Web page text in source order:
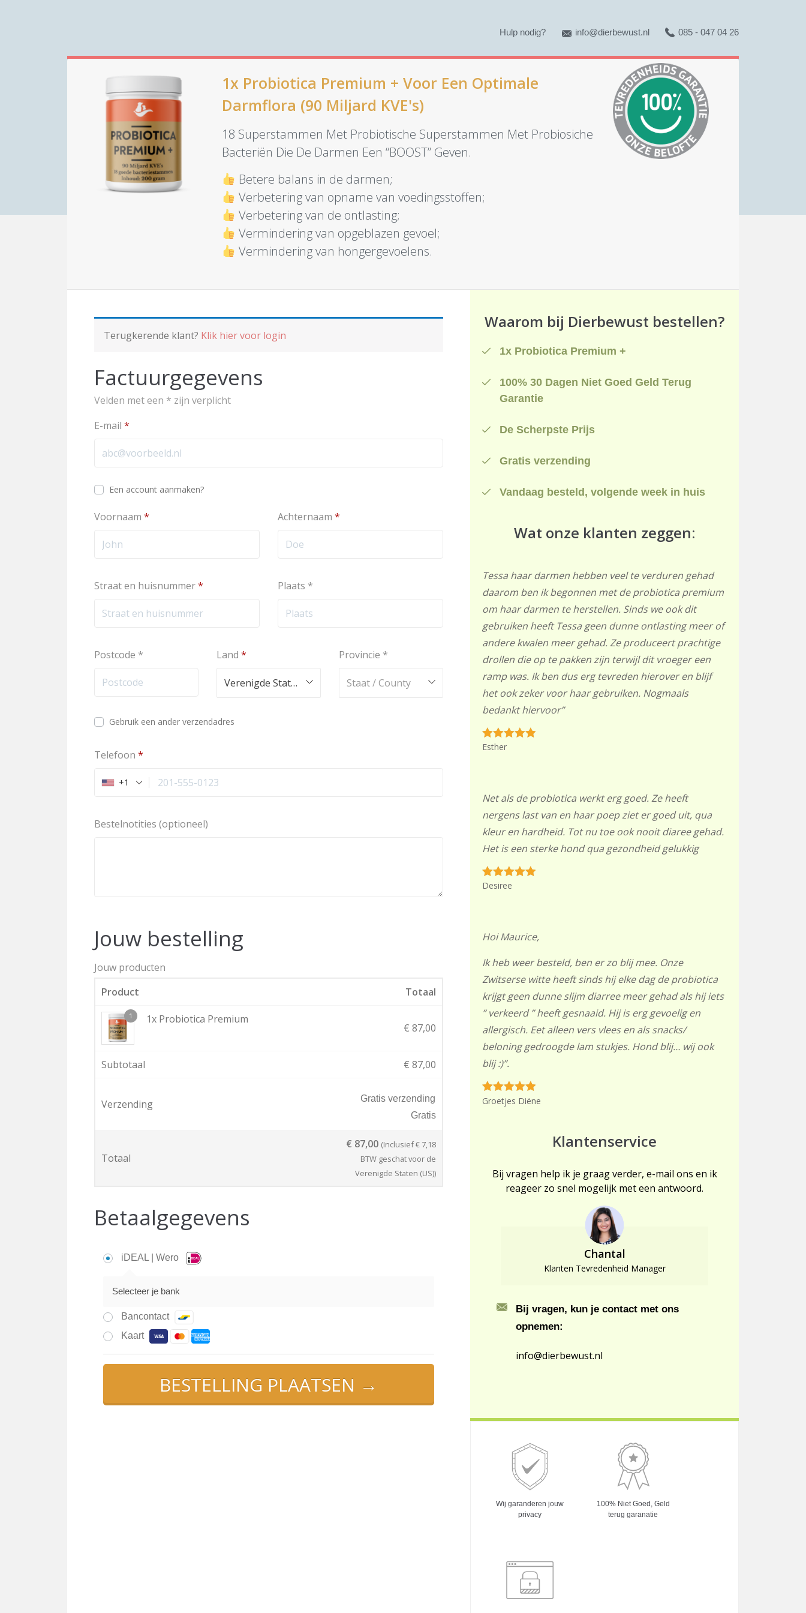
Hulp nodig? info@dierbewust.nl 085 - 047 04 26
1x Probiotica Premium + Voor Een Optimale
Darmflora (90 Miljard KVE's)
18 Superstammen Met Probiotische Superstammen Met Probiosiche
Bacteriën Die De Darmen Een “BOOST” Geven.
Betere balans in de darmen;
Verbetering van opname van voedingsstoffen;
Verbetering van de ontlasting;
Vermindering van opgeblazen gevoel;
Vermindering van hongergevoelens.
Terugkerende klant? Klik hier voor login
Factuurgegevens
Velden met een * zijn verplicht
E-mail *
Een account aanmaken?
Voornaam * Achternaam *
Straat en huisnummer* Plaats *
Postcode * Land *
Verenigde Staten (US)
Provincie *
Staat / County
Gebruik een ander verzendadres
Telefoon *
+1
Bestelnotities (optioneel)
Jouw bestelling
Jouw producten
Product
Totaal
1 1x Probiotica Premium
€ 87,00
Subtotaal € 87,00
Verzending
Gratis verzending
Gratis
Totaal
€ 87,00 (Inclusief€ 7,18
BTW geschat voor de
Verenigde Staten (US))
Betaalgegevens
iDEAL | Wero
Selecteer je bank
Bancontact
Kaart
BESTELLING PLAATSEN →
Waarom bij Dierbewust bestellen?
1x Probiotica Premium +
100% 30 Dagen Niet Goed Geld Terug
Garantie
De Scherpste Prijs
Gratis verzending
Vandaag besteld, volgende week in huis
Wat onze klanten zeggen:
Tessa haar darmen hebben veel te verduren gehad
daarom ben ik begonnen met de probiotica premium
om haar darmen te herstellen. Sinds we ook dit
gebruiken heeft Tessa geen dunne ontlasting meer of
andere kwalen meer gehad. Ze produceert prachtige
drollen die op te pakken zijn terwijl dit vroeger een
ramp was. Ik ben dus erg tevreden hierover en blijf
het ook zeker voor haar gebruiken. Nogmaals
bedankt hiervoor”
Esther
Net als de probiotica werkt erg goed. Ze heeft
nergens last van en haar poep ziet er goed uit, qua
kleur en hardheid. Tot nu toe ook nooit diaree gehad.
Het is een sterke hond qua gezondheid gelukkig
Desiree
Hoi Maurice,
Ik heb weer besteld, ben er zo blij mee. Onze
Zwitserse witte heeft sinds hij elke dag de probiotica
krijgt geen dunne slijm diarree meer gehad als hij iets
” verkeerd ” heeft gesnaaid. Hij is erg gevoelig en
allergisch. Eet alleen vers vlees en als snacks/
beloning gedroogde lam stukjes. Hond blij… wij ook
blij :)”.
Groetjes Diëne
Klantenservice
Bij vragen help ik je graag verder, e-mail ons en ik
reageer zo snel mogelijk met een antwoord.
Chantal
Klanten Tevredenheid Manager
Bij vragen, kun je contact met ons
opnemen:
info@dierbewust.nl
Wij garanderen jouw
privacy
100% Niet Goed, Geld
terug garanatie